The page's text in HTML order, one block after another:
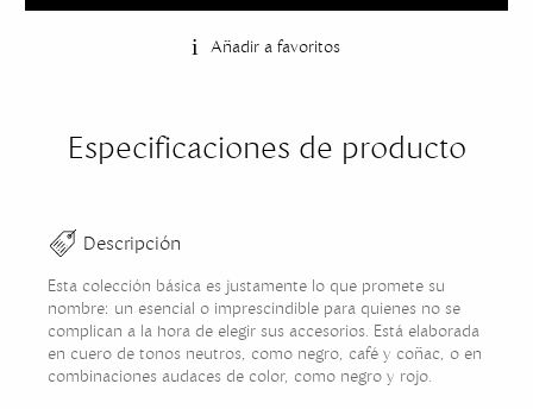
Añadir a favoritos
Especificaciones de producto
Descripción
Esta colección básica es justamente lo que promete su
nombre: un esencial o imprescindible para quienes no se
complican a la hora de elegir sus accesorios. Está elaborada
en cuero de tonos neutros, como negro, café y coñac, o en
combinaciones audaces de color, como negro y rojo.